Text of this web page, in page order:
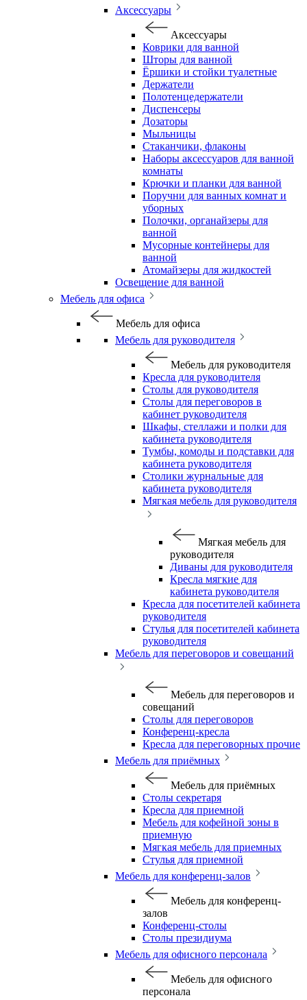
Аксессуары
Аксессуары
Коврики для ванной
Шторы для ванной
Ёршики и стойки туалетные
Держатели
Полотенцедержатели
Диспенсеры
Дозаторы
Мыльницы
Стаканчики, флаконы
Наборы аксессуаров для ванной
комнаты
Крючки и планки для ванной
Поручни для ванных комнат и
уборных
Полочки, органайзеры для
ванной
Мусорные контейнеры для
ванной
Атомайзеры для жидкостей
Освещение для ванной
Мебель для офиса
Мебель для офиса
Мебель для руководителя
Мебель для руководителя
Кресла для руководителя
Столы для руководителя
Столы для переговоров в
кабинет руководителя
Шкафы, стеллажи и полки для
кабинета руководителя
Тумбы, комоды и подставки для
кабинета руководителя
Столики журнальные для
кабинета руководителя
Мягкая мебель для руководителя
Мягкая мебель для
руководителя
Диваны для руководителя
Кресла мягкие для
кабинета руководителя
Кресла для посетителей кабинета
руководителя
Стулья для посетителей кабинета
руководителя
Мебель для переговоров и совещаний
Мебель для переговоров и
совещаний
Столы для переговоров
Конференц-кресла
Кресла для переговорных прочие
Мебель для приёмных
Мебель для приёмных
Столы секретаря
Кресла для приемной
Мебель для кофейной зоны в
приемную
Мягкая мебель для приемных
Стулья для приемной
Мебель для конференц-залов
Мебель для конференц-
залов
Конференц-столы
Столы президиума
Мебель для офисного персонала
Мебель для офисного
персонала